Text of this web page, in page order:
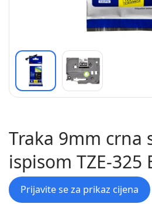
Traka 9mm crna
ispisom TZE-325
Prijavite se za prikaz cijena